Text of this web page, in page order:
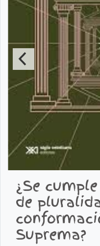
¿Se
de
Suprema?